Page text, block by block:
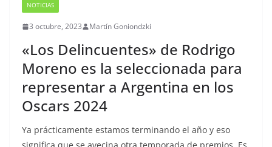
NOTICIAS
3 octubre, 2023 Martín Goniondzki
«Los Delincuentes» de Rodrigo
Moreno es la seleccionada para
representar a Argentina en los
Oscars 2024
Ya prácticamente estamos terminando el año y eso